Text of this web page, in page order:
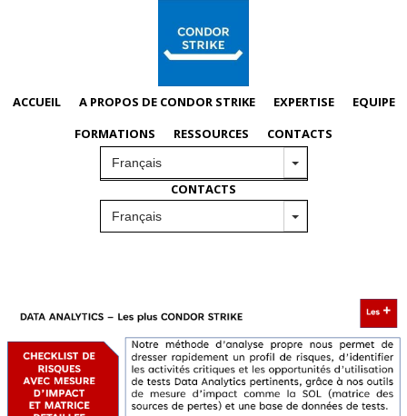
ACCUEIL A PROPOS DE CONDOR STRIKE EXPERTISE
EQUIPE
FORMATIONS
RESSOURCES
CONTACTS
OFFRE DATA ANALYTICS
CONTACTS
ACCUEIL A PROPOS DE CONDOR STRIKE EXPERTISE
EQUIPE
FORMATIONS
RESSOURCES CONTACTS
ACCUEIL A PROPOS DE CONDOR STRIKE EXPERTISE
EQUIPE
FORMATIONS
RESSOURCES CONTACTS